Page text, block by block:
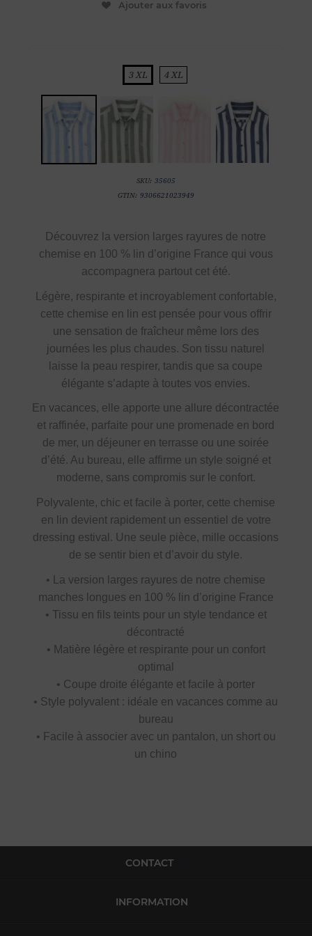
Ajouter aux favoris
3 XL 4 XL
SKU: 35605
GTIN: 9306621023949
Découvrez la version larges rayures de notre
chemise en 100 % lin d’origine France qui vous
accompagnera partout cet été.
Légère, respirante et incroyablement confortable,
cette chemise en lin est pensée pour vous offrir
une sensation de fraîcheur même lors des
journées les plus chaudes. Son tissu naturel
laisse la peau respirer, tandis que sa coupe
élégante s’adapte à toutes vos envies.
En vacances, elle apporte une allure décontractée
et raffinée, parfaite pour une promenade en bord
de mer, un déjeuner en terrasse ou une soirée
d’été. Au bureau, elle affirme un style soigné et
moderne, sans compromis sur le confort.
Polyvalente, chic et facile à porter, cette chemise
en lin devient rapidement un essentiel de votre
dressing estival. Une seule pièce, mille occasions
de se sentir bien et d’avoir du style.
• La version larges rayures de notre chemise
manches longues en 100 % lin d’origine France
• Tissu en fils teints pour un style tendance et
décontracté
• Matière légère et respirante pour un confort
optimal
• Coupe droite élégante et facile à porter
• Style polyvalent : idéale en vacances comme au
bureau
• Facile à associer avec un pantalon, un short ou
un chino
CONTACT
INFORMATION